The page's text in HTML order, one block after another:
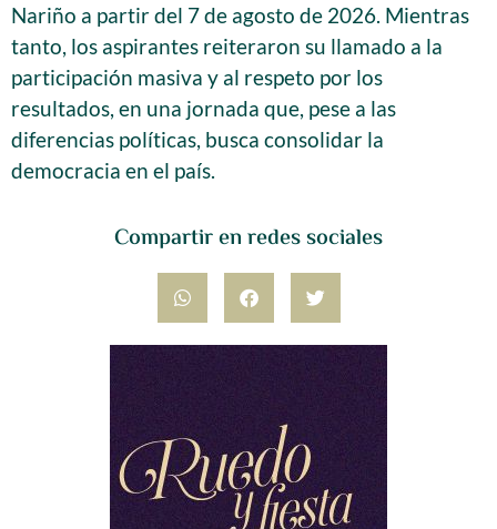
Compartir en redes sociales
Nariño a partir del 7 de agosto de 2026. Mientras
tanto, los aspirantes reiteraron su llamado a la
participación masiva y al respeto por los
resultados, en una jornada que, pese a las
diferencias políticas, busca consolidar la
democracia en el país.